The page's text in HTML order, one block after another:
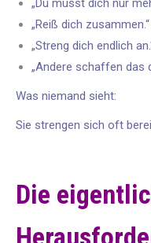
„Du musst dich nur
„Reiß dich zusammen.“
„Streng dich endlich
„Andere schaffen das
Was niemand sieht:
Sie strengen sich oft
Die